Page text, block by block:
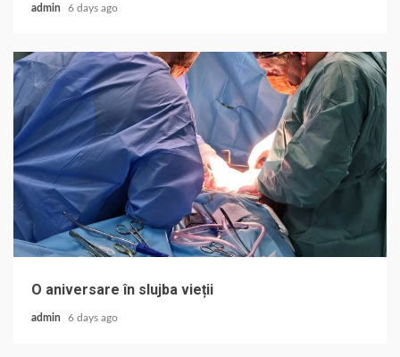
admin 6 days ago
O aniversare în slujba vieții
admin 6 days ago